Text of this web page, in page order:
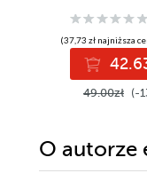
(37,73 zł najniższa
49.00zł (-
O autorze